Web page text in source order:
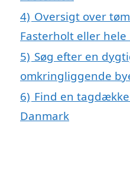
4) Oversigt over
Fasterholt eller
5) Søg efter en
omkringliggende
6) Find en
Danmark